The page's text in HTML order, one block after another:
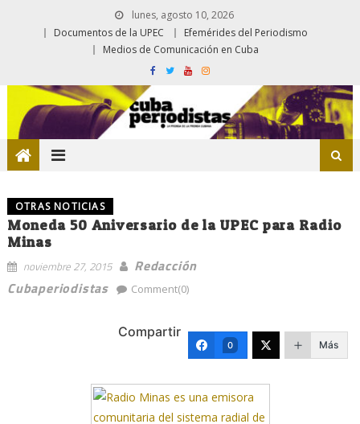
lunes, agosto 10, 2026
Documentos de la UPEC
Efemérides del Periodismo
Medios de Comunicación en Cuba
OTRAS NOTICIAS
Moneda 50 Aniversario de la UPEC para Radio
Minas
noviembre 27, 2015
Redacción
Cubaperiodistas
Comment(0)
Compartir
0 Más